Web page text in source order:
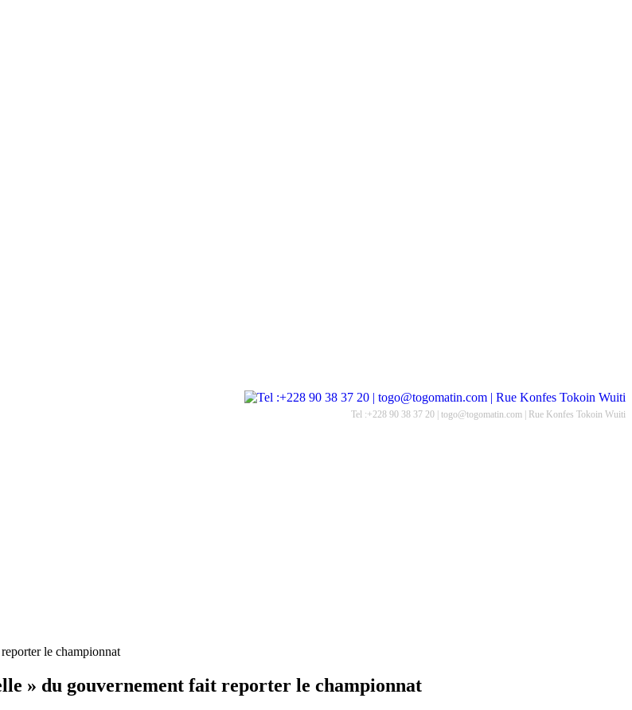
Tel :+228 90 38 37 20 | togo@togomatin.com | Rue Konfes Tokoin Wuiti
le championnat
» du gouvernement fait reporter le championnat